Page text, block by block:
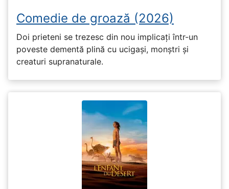
Comedie de groază (2026)
Doi prieteni se trezesc din nou implicați într-un
poveste dementă plină cu ucigași, monștri și
creaturi supranaturale.